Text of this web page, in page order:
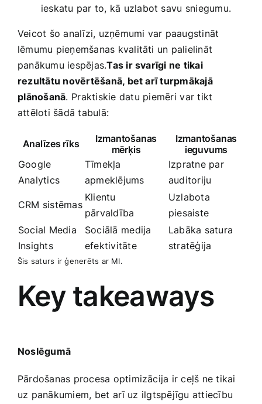
ieskatu par to, kā uzlabot savu ⁣sniegumu.
Veicot šo analīzi, uzņēmumi var paaugstināt
lēmumu pieņemšanas kvalitāti un palielināt
panākumu iespējas.Tas ir svarīgi ne tikai
rezultātu novērtēšanā, bet arī turpmākajā
⁤plānošanā. ⁢Praktiskie ⁤datu piemēri ⁤var tikt
attēloti šādā tabulā:
Analīzes rīks
Izmantošanas
mērķis
Izmantošanas
ieguvums
Google
Analytics
Tīmekļa⁤
apmeklējums
Izpratne par​
auditoriju
CRM sistēmas
Klientu
pārvaldība
Uzlabota
piesaiste
Social Media
Insights
Sociālā ⁢medija⁤
efektivitāte
Labāka satura
‌stratēģija
Šis saturs ir ģenerēts ar MI.
Key takeaways
Noslēgumā
Pārdošanas procesa optimizācija ir ceļš ne tikai
uz panākumiem,⁤ bet⁣ arī uz⁣ ilgtspējīgu attiecību